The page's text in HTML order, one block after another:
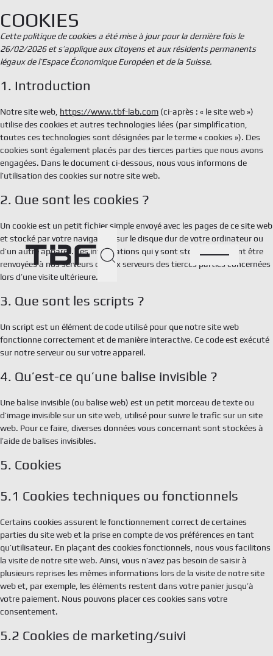
au
contenu
Qui
tél.
COOKIES
Cette politique de cookies a été mise à jour pour la dernière fois le
26/02/2026 et s’applique aux citoyens et aux résidents permanents
légaux de l’Espace Économique Européen et de la Suisse.
1. Introduction
Notre site web, https://www.tbf-lab.com (ci-après : « le site web »)
utilise des cookies et autres technologies liées (par simplification,
toutes ces technologies sont désignées par le terme « cookies »). Des
cookies sont également placés par des tierces parties que nous avons
engagées. Dans le document ci-dessous, nous vous informons de
l’utilisation des cookies sur notre site web.
2. Que sont les cookies ?
Un cookie est un petit fichier simple envoyé avec les pages de ce site web
et stocké par votre navigateur sur le disque dur de votre ordinateur ou
d’un autre appareil. Les informations qui y sont stockées peuvent être
renvoyées à nos serveurs ou aux serveurs des tierces parties concernées
lors d’une visite ultérieure.
3. Que sont les scripts ?
Un script est un élément de code utilisé pour que notre site web
fonctionne correctement et de manière interactive. Ce code est exécuté
sur notre serveur ou sur votre appareil.
4. Qu’est-ce qu’une balise invisible ?
Une balise invisible (ou balise web) est un petit morceau de texte ou
d’image invisible sur un site web, utilisé pour suivre le trafic sur un site
web. Pour ce faire, diverses données vous concernant sont stockées à
l’aide de balises invisibles.
5. Cookies
5.1 Cookies techniques ou fonctionnels
Certains cookies assurent le fonctionnement correct de certaines
parties du site web et la prise en compte de vos préférences en tant
qu’utilisateur. En plaçant des cookies fonctionnels, nous vous facilitons
la visite de notre site web. Ainsi, vous n’avez pas besoin de saisir à
plusieurs reprises les mêmes informations lors de la visite de notre site
web et, par exemple, les éléments restent dans votre panier jusqu’à
votre paiement. Nous pouvons placer ces cookies sans votre
consentement.
5.2 Cookies de marketing/suivi